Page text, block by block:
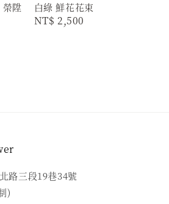
陞
白綠 鮮花花束
Regular
NT$ 2,500
路三段19巷34號
)